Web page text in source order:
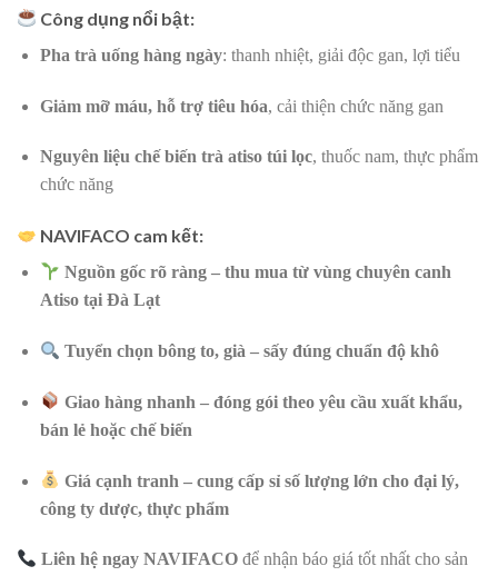
Công dụng nổi bật:
Pha trà uống hàng ngày: thanh nhiệt, giải độc gan, lợi tiểu
Giảm mỡ máu, hỗ trợ tiêu hóa, cải thiện chức năng gan
Nguyên liệu chế biến trà atiso túi lọc, thuốc nam, thực phẩm
chức năng
NAVIFACO cam kết:
Nguồn gốc rõ ràng – thu mua từ vùng chuyên canh
Atiso tại Đà Lạt
Tuyển chọn bông to, già – sấy đúng chuẩn độ khô
Giao hàng nhanh – đóng gói theo yêu cầu xuất khẩu,
bán lẻ hoặc chế biến
Giá cạnh tranh – cung cấp sỉ số lượng lớn cho đại lý,
công ty dược, thực phẩm
Liên hệ ngay NAVIFACO để nhận báo giá tốt nhất cho sản